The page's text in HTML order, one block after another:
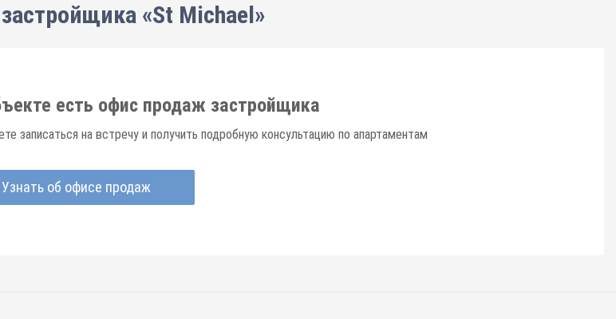
«St Michael»
есть офис продаж застройщика
записаться на встречу и получить подробную консультацию по апартаментам
Узнать об офисе продаж